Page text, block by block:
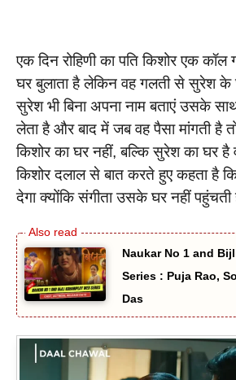
एक दिन रोहिणी का पति किशोर एक कॉल
घर बुलाता है लेकिन वह गलती से सुरेश के
सुरेश भी बिना अपना नाम बताएं उसके
लेता है और बाद में जब वह पैसा मांगती है
किशोर का घर नहीं, बल्कि सुरेश का घर है
किशोर दलाल से बात करते हुए कहता है
देगा क्योंकि संगीता उसके घर नहीं पहुंचती
Naukar No 1 and
Series : Puja Rao,
Das